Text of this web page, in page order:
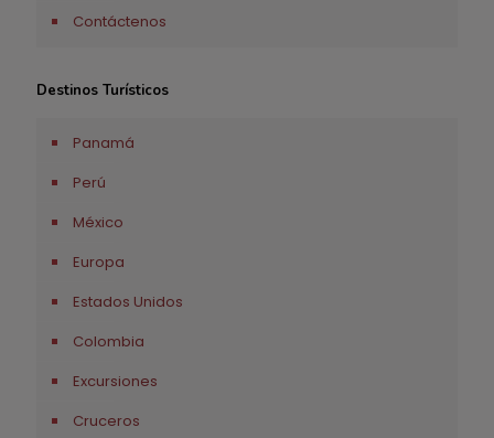
Contáctenos
Destinos Turísticos
Panamá
Perú
México
Europa
Estados Unidos
Colombia
Excursiones
Cruceros